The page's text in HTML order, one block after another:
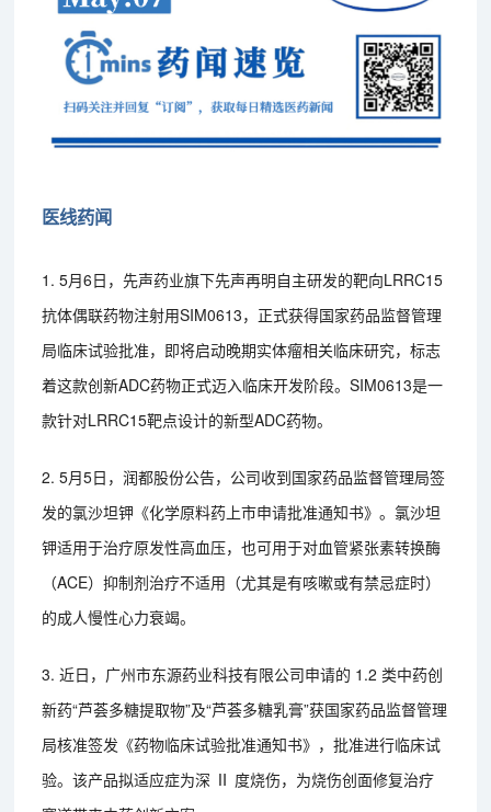
医线药闻
1. 5月6日，先声药业旗下先声再明自主研发的靶向LRRC15
抗体偶联药物注射用SIM0613，正式获得国家药品监督管理
局临床试验批准，即将启动晚期实体瘤相关临床研究，标志
着这款创新ADC药物正式迈入临床开发阶段。SIM0613是一
款针对LRRC15靶点设计的新型ADC药物。
2. 5月5日，润都股份公告，公司收到国家药品监督管理局签
发的氯沙坦钾《化学原料药上市申请批准通知书》。氯沙坦
钾适用于治疗原发性高血压，也可用于对血管紧张素转换酶
（ACE）抑制剂治疗不适用（尤其是有咳嗽或有禁忌症时）
的成人慢性心力衰竭。
3. 近日，广州市东源药业科技有限公司申请的 1.2 类中药创
新药“芦荟多糖提取物”及“芦荟多糖乳膏”获国家药品监督管理
局核准签发《药物临床试验批准通知书》，批准进行临床试
验。该产品拟适应症为深 Ⅱ 度烧伤，为烧伤创面修复治疗